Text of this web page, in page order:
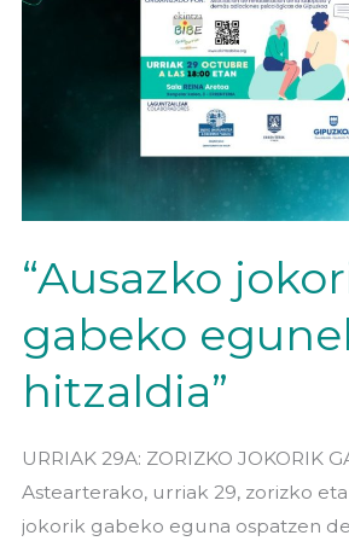
“Ausazko
gabeko
hitzaldia”
URRIAK 29A: ZORIZKO JOKORIK
Astearterako, urriak 29, zorizko
jokorik gabeko eguna ospatzen